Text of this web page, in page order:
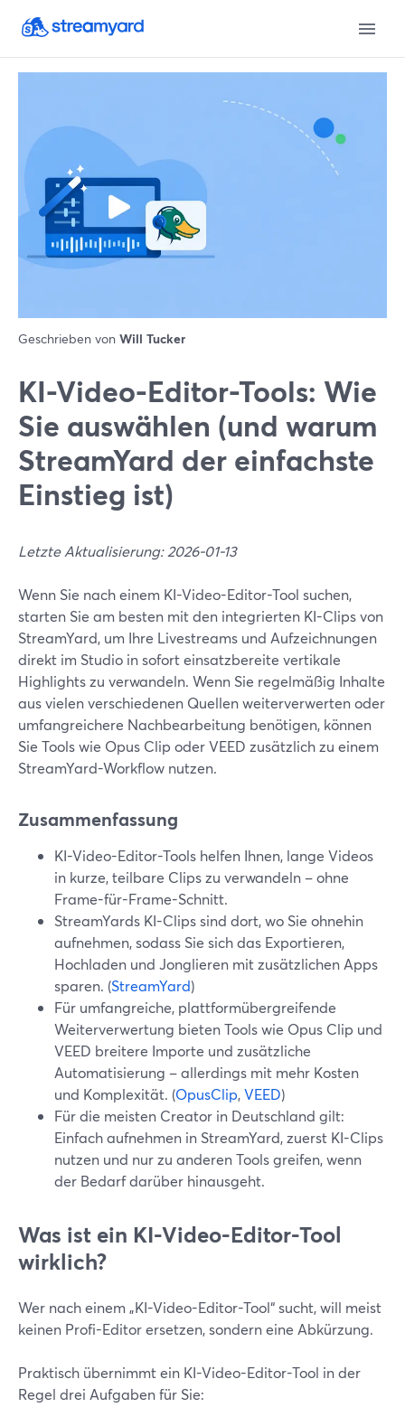
Geschrieben von Will Tucker
KI-Video-Editor-Tools: Wie
Sie auswählen (und warum
StreamYard der einfachste
Einstieg ist)
Letzte Aktualisierung: 2026-01-13
Wenn Sie nach einem KI-Video-Editor-Tool suchen,
starten Sie am besten mit den integrierten KI-Clips von
StreamYard, um Ihre Livestreams und Aufzeichnungen
direkt im Studio in sofort einsatzbereite vertikale
Highlights zu verwandeln. Wenn Sie regelmäßig Inhalte
aus vielen verschiedenen Quellen weiterverwerten oder
umfangreichere Nachbearbeitung benötigen, können
Sie Tools wie Opus Clip oder VEED zusätzlich zu einem
StreamYard-Workflow nutzen.
Zusammenfassung
KI-Video-Editor-Tools helfen Ihnen, lange Videos
in kurze, teilbare Clips zu verwandeln – ohne
Frame-für-Frame-Schnitt.
StreamYards KI-Clips sind dort, wo Sie ohnehin
aufnehmen, sodass Sie sich das Exportieren,
Hochladen und Jonglieren mit zusätzlichen Apps
sparen. (StreamYard)
Für umfangreiche, plattformübergreifende
Weiterverwertung bieten Tools wie Opus Clip und
VEED breitere Importe und zusätzliche
Automatisierung – allerdings mit mehr Kosten
und Komplexität. (OpusClip,VEED)
Für die meisten Creator in Deutschland gilt:
Einfach aufnehmen in StreamYard, zuerst KI-Clips
nutzen und nur zu anderen Tools greifen, wenn
der Bedarf darüber hinausgeht.
Was ist ein KI-Video-Editor-Tool
wirklich?
Wer nach einem „KI-Video-Editor-Tool“ sucht, will meist
keinen Profi-Editor ersetzen, sondern eine Abkürzung.
Praktisch übernimmt ein KI-Video-Editor-Tool in der
Regel drei Aufgaben für Sie: